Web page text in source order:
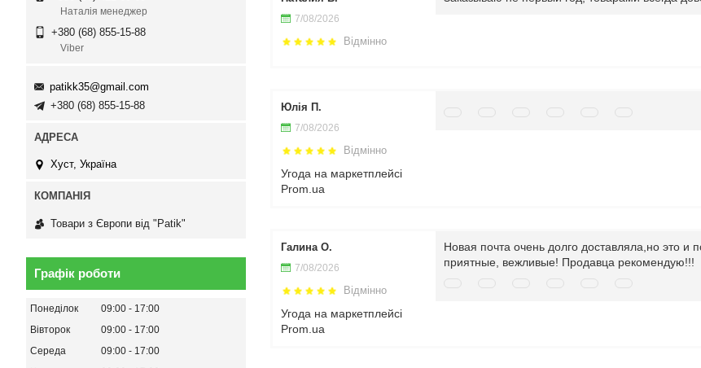
7/08/2026
Відмінно
Юлія П.
7/08/2026
Відмінно
Угода на маркетплейсі
Prom.ua
Галина О.
7/08/2026
Відмінно
Угода на маркетплейсі
Prom.ua
Новая почта очень долго доставляла,но это и
приятные, вежливые! Продавца рекомендую!!!
Наталія менеджер
+380 (68) 855-15-88
Viber
patikk35@gmail.com
+380 (68) 855-15-88
Хуст, Україна
Товари з Європи від "Patik"
Графік роботи
Понеділок 09:00
17:00
Вівторок
09:00
17:00
Середа
09:00
17:00